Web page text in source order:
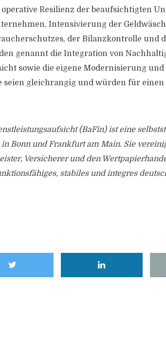
Resilienz der beaufsichtigten
Intensivierung der
der Bilanzkontrolle und
genannt die Integration von
sowie die eigene Modernisierung und
seien gleichrangig und würden für
(BaFin) ist eine
Bonn und Frankfurt am Main. Sie
Versicherer und den
stabiles und integres